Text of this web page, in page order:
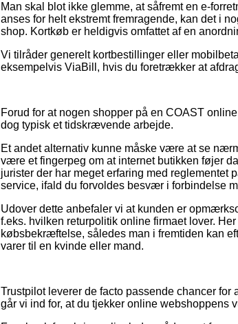
Man skal blot ikke glemme, at såfremt en e-
anses for helt ekstremt fremragende, kan det i
shop. Kortkøb er heldigvis omfattet af en
Vi tilråder generelt kortbestillinger eller
eksempelvis ViaBill, hvis du foretrækker at
Forud for at nogen shopper på en COAST
dog typisk et tidskrævende arbejde.
Et andet alternativ kunne måske være at se
være et fingerpeg om at internet butikken føjer
jurister der har meget erfaring med
service, ifald du forvoldes besvær i forbindelse
Udover dette anbefaler vi at kunden er
f.eks. hvilken returpolitik online firmaet lover.
købsbekræftelse, således man i fremtiden kan
varer til en kvinde eller mand.
Trustpilot leverer de facto passende chancer
går vi ind for, at du tjekker online webshoppens